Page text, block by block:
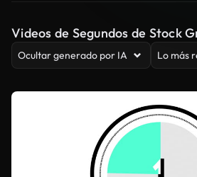
Videos de Segundos de Stock
Ocultar generado por IA Lo más